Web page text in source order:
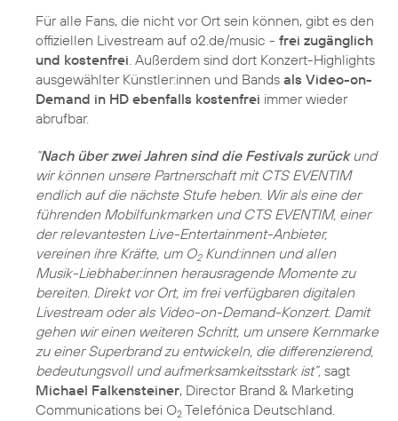
Für alle Fans, die nicht vor Ort sein können, gibt es den
offiziellen Livestream auf o2.de/music - frei zugänglich
und kostenfrei . Außerdem sind dort Konzert-Highlights
ausgewählter Künstler:innen und Bands als Video-on-
Demand in HD ebenfalls kostenfrei immer wieder
abrufbar.
“Nach über zwei Jahren sind die Festivals zurückund
wir können unsere Partnerschaft mit CTS EVENTIM
endlich auf die nächste Stufe heben. Wir als eine der
führenden Mobilfunkmarken und CTS EVENTIM, einer
der relevantesten Live-Entertainment-Anbieter,
vereinen ihre Kräfte, um O2Kund:innen und allen
Musik-Liebhaber:innen herausragende Momente zu
bereiten. Direkt vor Ort, im frei verfügbaren digitalen
Livestream oder als Video-on-Demand-Konzert. Damit
gehen wir einen weiteren Schritt, um unsere Kernmarke
zu einer Superbrand zu entwickeln, die differenzierend,
bedeutungsvoll und aufmerksamkeitsstark ist“, sagt
Michael Falkensteiner, Director Brand & Marketing
Communications bei O2 Telefónica Deutschland.